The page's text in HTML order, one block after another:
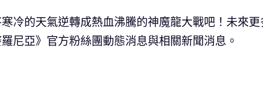
冷的天氣逆轉成熱血沸騰的神魔龍大戰吧！未來更
尼亞》官方粉絲團動態消息與相關新聞消息。